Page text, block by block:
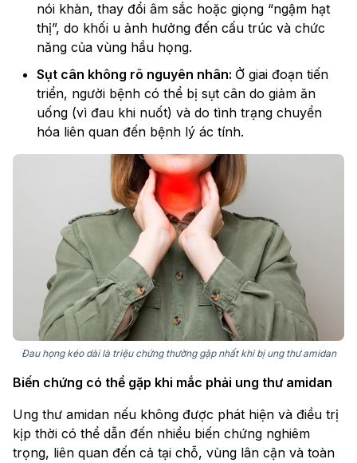
nói khàn, thay đổi âm sắc hoặc giọng “ngậm hạt
thị”, do khối u ảnh hưởng đến cấu trúc và chức
năng của vùng hầu họng.
Sụt cân không rõ nguyên nhân: Ở giai đoạn tiến
triển, người bệnh có thể bị sụt cân do giảm ăn
uống (vì đau khi nuốt) và do tình trạng chuyển
hóa liên quan đến bệnh lý ác tính.
Đau họng kéo dài là triệu chứng thường gặp nhất khi bị ung thư amidan
Biến chứng có thể gặp khi mắc phải ung thư amidan
Ung thư amidan nếu không được phát hiện và điều trị
kịp thời có thể dẫn đến nhiều biến chứng nghiêm
trọng, liên quan đến cả tại chỗ, vùng lân cận và toàn